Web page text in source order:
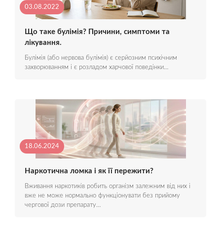
03.08.2022
Що таке булімія? Причини, симптоми та
лікування.
Булімія (або нервова булімія) є серйозним психічним
захворюванням і є розладом харчової поведінки…
18.06.2024
Наркотична ломка і як її пережити?
Вживання наркотиків робить організм залежним від них і
вже не може нормально функціонувати без прийому
чергової дози препарату…